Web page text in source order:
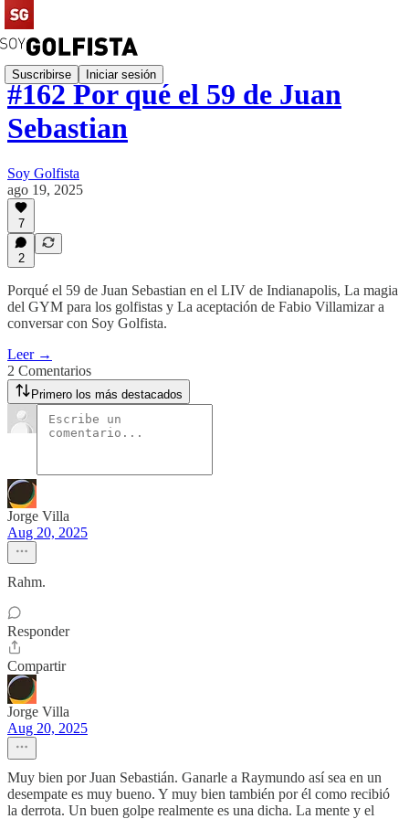
Suscribirse Iniciar sesión
#162 Por qué el 59 de Juan
Sebastian
Soy Golfista
ago 19, 2025
7
2
Porqué el 59 de Juan Sebastian en el LIV de Indianapolis, La magia
del GYM para los golfistas y La aceptación de Fabio Villamizar a
conversar con Soy Golfista.
Leer →
2 Comentarios
Primero los más destacados
Jorge Villa
Aug 20, 2025
Rahm.
Responder
Compartir
Jorge Villa
Aug 20, 2025
Muy bien por Juan Sebastián. Ganarle a Raymundo así sea en un
desempate es muy bueno. Y muy bien también por él como recibió
la derrota. Un buen golpe realmente es una dicha. La mente y el